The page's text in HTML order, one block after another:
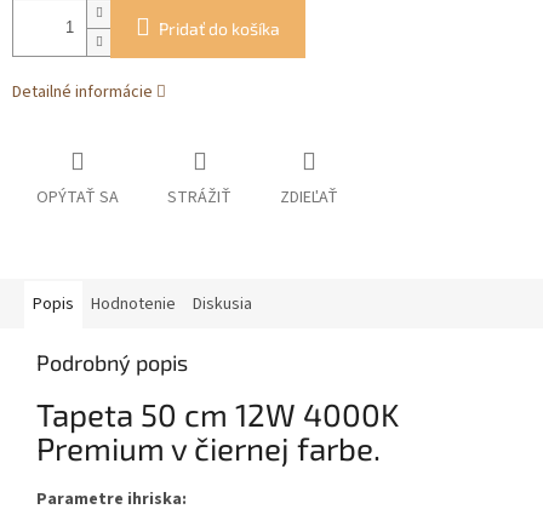
Pridať do košíka
Detailné informácie
OPÝTAŤ SA STRÁŽIŤ ZDIEĽAŤ
Popis Hodnotenie Diskusia
Podrobný popis
Tapeta 50 cm 12W 4000K
Premium v ​​čiernej farbe.
Parametre ihriska: